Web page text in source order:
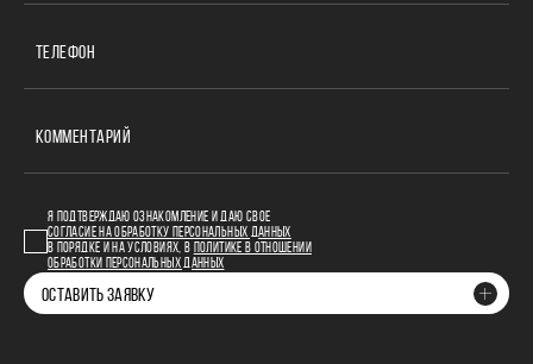
ТЕЛЕФОН
КОММЕНТАРИЙ
Я ПОДТВЕРЖДАЮ ОЗНАКОМЛЕНИЕ И ДАЮ СВОЕ
СОГЛАСИЕ НА ОБРАБОТКУ ПЕРСОНАЛЬНЫХ ДАННЫХ
В ПОРЯДКЕ И НА УСЛОВИЯХ, В
ПОЛИТИКЕ В ОТНОШЕНИИ
ОБРАБОТКИ ПЕРСОНАЛЬНЫХ ДАННЫХ
ОСТАВИТЬ ЗАЯВКУ